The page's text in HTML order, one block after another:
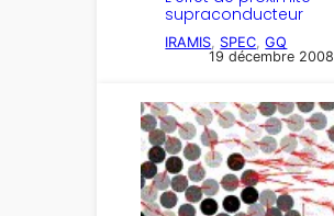
supraconducteur
IRAMIS SPEC , GQ
19 décembre 2008